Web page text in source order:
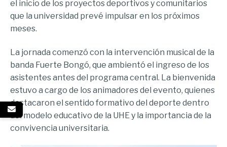
el inicio de los proyectos deportivos y comunitarios
que la universidad prevé impulsar en los próximos
meses.
La jornada comenzó con la intervención musical de la
banda Fuerte Bongó, que ambientó el ingreso de los
asistentes antes del programa central. La bienvenida
estuvo a cargo de los animadores del evento, quienes
destacaron el sentido formativo del deporte dentro
del modelo educativo de la UHE y la importancia de la
convivencia universitaria.